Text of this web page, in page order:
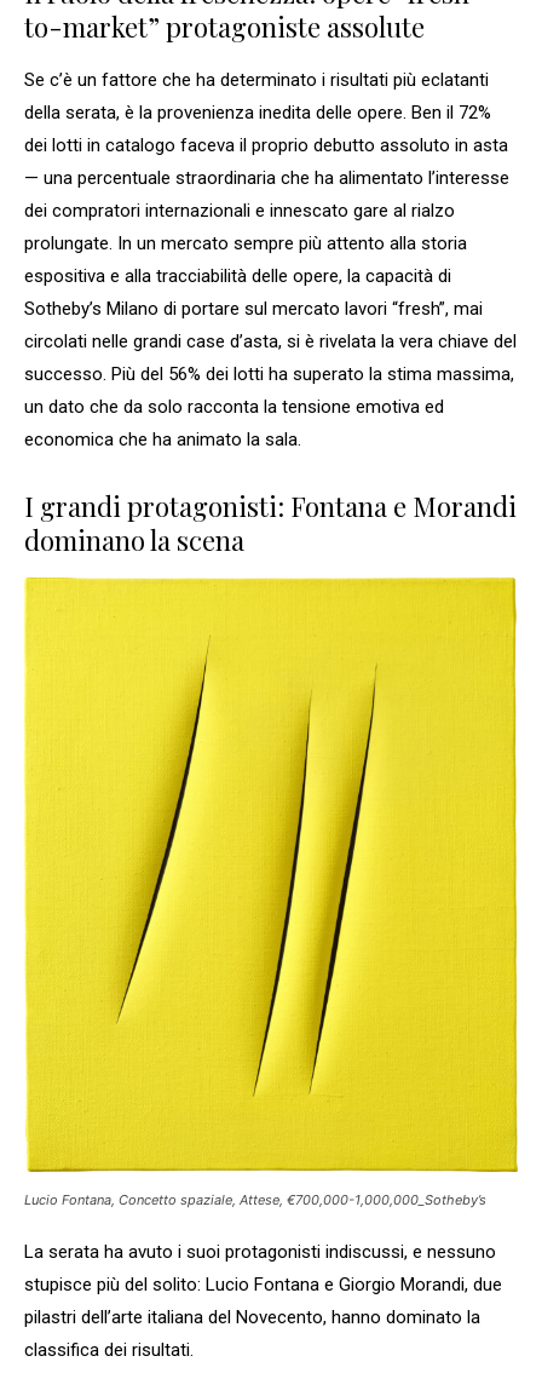
to-market” protagoniste assolute
Se c’è un fattore che ha determinato i risultati più eclatanti
della serata, è la provenienza inedita delle opere. Ben il 72%
dei lotti in catalogo faceva il proprio debutto assoluto in asta
— una percentuale straordinaria che ha alimentato l’interesse
dei compratori internazionali e innescato gare al rialzo
prolungate. In un mercato sempre più attento alla storia
espositiva e alla tracciabilità delle opere, la capacità di
Sotheby’s Milano di portare sul mercato lavori “fresh”, mai
circolati nelle grandi case d’asta, si è rivelata la vera chiave del
successo. Più del 56% dei lotti ha superato la stima massima,
un dato che da solo racconta la tensione emotiva ed
economica che ha animato la sala.
I grandi protagonisti: Fontana e Morandi
dominano la scena
Lucio Fontana, Concetto spaziale, Attese, €700,000-1,000,000_Sotheby’s
La serata ha avuto i suoi protagonisti indiscussi, e nessuno
stupisce più del solito: Lucio Fontana e Giorgio Morandi, due
pilastri dell’arte italiana del Novecento, hanno dominato la
classifica dei risultati.